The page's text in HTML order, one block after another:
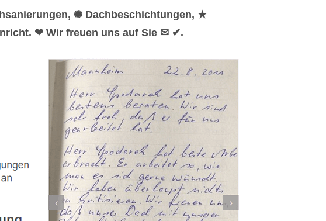
✺ Dachbeschichtungen, ★
❤ Wir freuen uns auf Sie ✉ ✔.